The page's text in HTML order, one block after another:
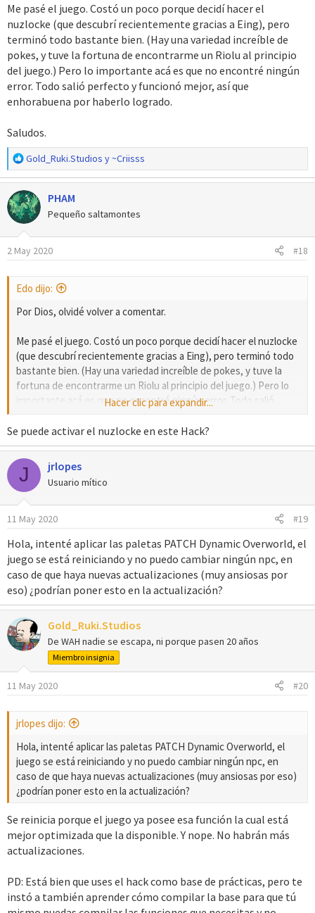
Me pasé el juego. Costó un poco porque decidí hacer el
nuzlocke (que descubrí recientemente gracias a Eing), pero
terminó todo bastante bien. (Hay una variedad increíble de
pokes, y tuve la fortuna de encontrarme un Riolu al principio
del juego.) Pero lo importante acá es que no encontré ningún
error. Todo salió perfecto y funcionó mejor, así que
enhorabuena por haberlo logrado.
Saludos.
R
e
a
c
c
i
o
n
:
Gold_Ruki.Studios y~Criisss
PHAM
Pequeño saltamontes
2 May 2020 #18
Edo dijo:
Por Dios, olvidé volver a comentar.
Me pasé el juego. Costó un poco porque decidí hacer el nuzlocke
(que descubrí recientemente gracias a Eing), pero terminó todo
bastante bien. (Hay una variedad increíble de pokes, y tuve la
fortuna de encontrarme un Riolu al principio del juego.) Pero lo
importante acá es que no encontré ningún error. Todo salió
logrado.
Saludos.
Hacer clic para expandir...
Se puede activar el nuzlocke en este Hack?
J jrlopes
Usuario mítico
11 May 2020 #19
Hola, intenté aplicar las paletas PATCH Dynamic Overworld, el
juego se está reiniciando y no puedo cambiar ningún npc, en
caso de que haya nuevas actualizaciones (muy ansiosas por
eso) ¿podrían poner esto en la actualización?
Gold_Ruki.Studios
De WAH nadie se escapa, ni porque pasen 20 años
Miembro insignia
11 May 2020 #20
jrlopes dijo:
Hola, intenté aplicar las paletas PATCH Dynamic Overworld, el
juego se está reiniciando y no puedo cambiar ningún npc, en
caso de que haya nuevas actualizaciones (muy ansiosas por eso)
¿podrían poner esto en la actualización?
Se reinicia porque el juego ya posee esa función la cual está
mejor optimizada que la disponible. Y nope. No habrán más
actualizaciones.
PD: Está bien que uses el hack como base de prácticas, pero te
instó a también aprender cómo compilar la base para que tú